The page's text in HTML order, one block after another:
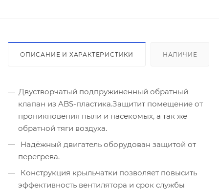
ОПИСАНИЕ И ХАРАКТЕРИСТИКИ НАЛИЧИЕ
Двустворчатый подпружиненный обратный
клапан из ABS-пластика.Защитит помещение от
проникновения пыли и насекомых, а так же
обратной тяги воздуха.
Надёжный двигатель оборудован защитой от
перегрева.
Конструкция крыльчатки позволяет повысить
эффективность вентилятора и срок службы